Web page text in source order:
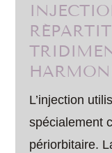
L’injection
spécialement
périorbitaire.